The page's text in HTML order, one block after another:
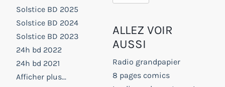
Solstice BD 2025
Solstice BD 2024
Solstice BD 2023
24h bd 2022
24h bd 2021
Afficher plus...
ALLEZ VOIR
AUSSI
Radio grandpapier
8 pages comics